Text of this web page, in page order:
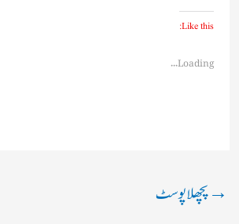
Like this:
Loading...
→پچھلا پوسٹ